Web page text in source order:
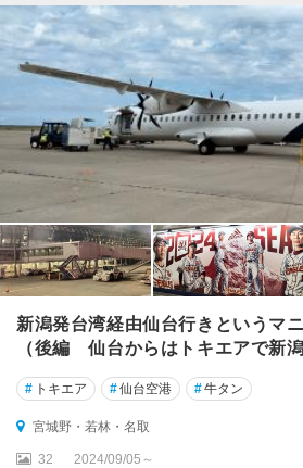
新潟発台湾経由仙台行きというマ
（後編 仙台からはトキエアで新潟
# トキエア #仙台空港 #牛タン
宮城野・若林・名取
32 2024/09/05～